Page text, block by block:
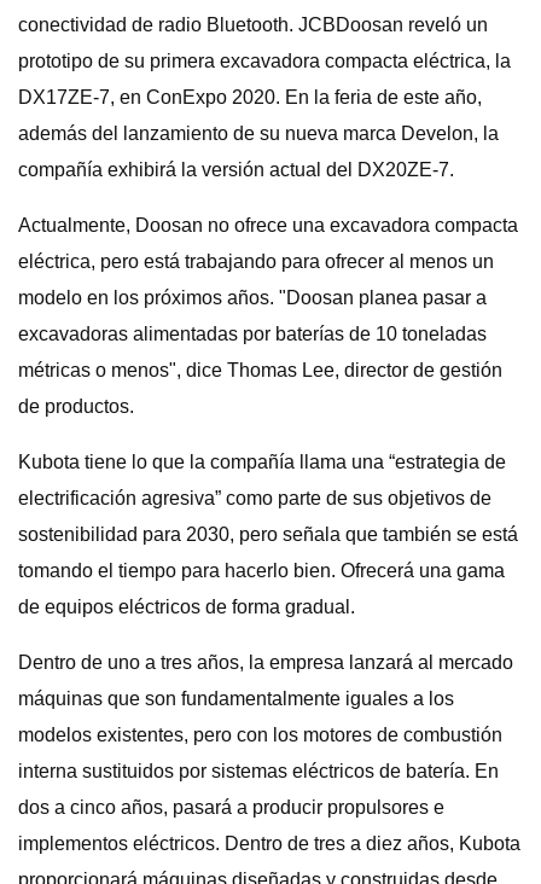
conectividad de radio Bluetooth. JCBDoosan reveló un
prototipo de su primera excavadora compacta eléctrica, la
DX17ZE-7, en ConExpo 2020. En la feria de este año,
además del lanzamiento de su nueva marca Develon, la
compañía exhibirá la versión actual del DX20ZE-7.
Actualmente, Doosan no ofrece una excavadora compacta
eléctrica, pero está trabajando para ofrecer al menos un
modelo en los próximos años. "Doosan planea pasar a
excavadoras alimentadas por baterías de 10 toneladas
métricas o menos", dice Thomas Lee, director de gestión
de productos.
Kubota tiene lo que la compañía llama una “estrategia de
electrificación agresiva” como parte de sus objetivos de
sostenibilidad para 2030, pero señala que también se está
tomando el tiempo para hacerlo bien. Ofrecerá una gama
de equipos eléctricos de forma gradual.
Dentro de uno a tres años, la empresa lanzará al mercado
máquinas que son fundamentalmente iguales a los
modelos existentes, pero con los motores de combustión
interna sustituidos por sistemas eléctricos de batería. En
dos a cinco años, pasará a producir propulsores e
implementos eléctricos. Dentro de tres a diez años, Kubota
proporcionará máquinas diseñadas y construidas desde